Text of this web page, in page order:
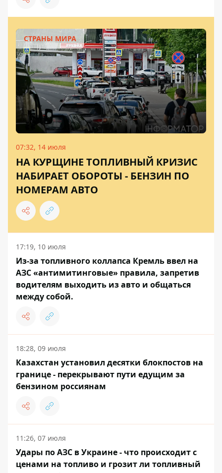
СТРАНЫ МИРА
07:32, 14 июля
НА КУРЩИНЕ ТОПЛИВНЫЙ КРИЗИС
НАБИРАЕТ ОБОРОТЫ - БЕНЗИН ПО
НОМЕРАМ АВТО
17:19, 10 июля
Из-за топливного коллапса Кремль ввел на
АЗС «антимитинговые» правила, запретив
водителям выходить из авто и общаться
между собой.
18:28, 09 июля
Казахстан установил десятки блокпостов на
границе - перекрывают пути едущим за
бензином россиянам
11:26, 07 июля
Удары по АЗС в Украине - что происходит с
ценами на топливо и грозит ли топливный